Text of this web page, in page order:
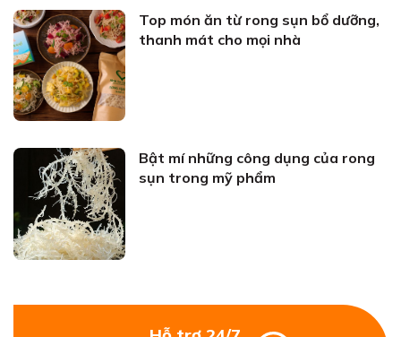
Top món ăn từ rong sụn bổ dưỡng,
thanh mát cho mọi nhà
Bật mí những công dụng của rong
sụn trong mỹ phẩm